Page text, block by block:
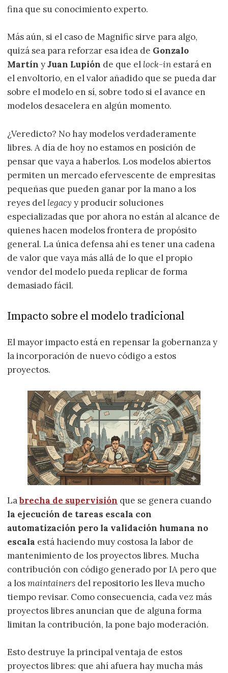
fina que su conocimiento experto.
Más aún, si el caso de Magnific sirve para algo,
quizá sea para reforzar esa idea de Gonzalo
Martín yJuan Lupión de que el lock-in estará en
el envoltorio, en el valor añadido que se pueda dar
sobre el modelo en sí, sobre todo si el avance en
modelos desacelera en algún momento.
¿Veredicto? No hay modelos verdaderamente
libres. A día de hoy no estamos en posición de
pensar que vaya a haberlos. Los modelos abiertos
permiten un mercado efervescente de empresitas
pequeñas que pueden ganar por la mano a los
reyes del legacy y producir soluciones
especializadas que por ahora no están al alcance de
quienes hacen modelos frontera de propósito
general. La única defensa ahí es tener una cadena
de valor que vaya más allá de lo que el propio
vendor del modelo pueda replicar de forma
demasiado fácil.
Impacto sobre el modelo tradicional
El mayor impacto está en repensar la gobernanza y
la incorporación de nuevo código a estos
proyectos.
Labrecha de supervisión que se genera cuando
la ejecución de tareas escala con
automatización pero la validación humana no
escala está haciendo muy costosa la labor de
mantenimiento de los proyectos libres. Mucha
contribución con código generado por IA pero que
a losmaintainers del repositorio les lleva mucho
tiempo revisar. Como consecuencia, cada vez más
proyectos libres anuncian que de alguna forma
limitan la contribución, la pone bajo moderación.
Esto destruye la principal ventaja de estos
proyectos libres: que ahí afuera hay mucha más